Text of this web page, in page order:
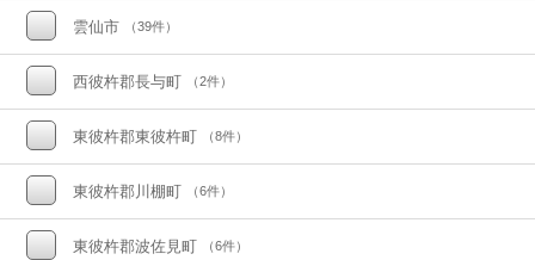
雲仙市 （39件）
西彼杵郡長与町 （2件）
東彼杵郡東彼杵町 （8件）
東彼杵郡川棚町 （6件）
東彼杵郡波佐見町 （6件）